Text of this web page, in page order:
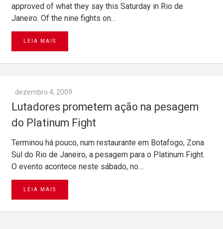
approved of what they say this Saturday in Rio de
Janeiro. Of the nine fights on…
LEIA MAIS
dezembro 4, 2009
Lutadores prometem ação na pesagem
do Platinum Fight
Terminou há pouco, num restaurante em Botafogo, Zona
Sul do Rio de Janeiro, a pesagem para o Platinum Fight.
O evento acontece neste sábado, no…
LEIA MAIS